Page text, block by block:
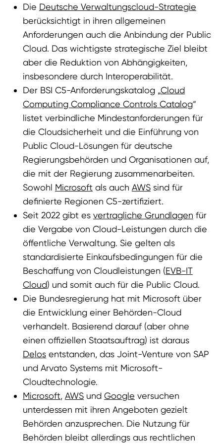
Die Deutsche Verwaltungscloud-Strategie
berücksichtigt in ihren allgemeinen
Anforderungen auch die Anbindung der Public
Cloud. Das wichtigste strategische Ziel bleibt
aber die Reduktion von Abhängigkeiten,
insbesondere durch Interoperabilität.
Der BSI C5-Anforderungskatalog „Cloud
Computing Compliance Controls Catalog“
listet verbindliche Mindestanforderungen für
die Cloudsicherheit und die Einführung von
Public Cloud-Lösungen für deutsche
Regierungsbehörden und Organisationen auf,
die mit der Regierung zusammenarbeiten.
Sowohl Microsoft als auch AWSsind für
definierte Regionen C5-zertifiziert.
Seit 2022 gibt es vertragliche Grundlagen für
die Vergabe von Cloud-Leistungen durch die
öffentliche Verwaltung. Sie gelten als
standardisierte Einkaufsbedingungen für die
Beschaffung von Cloudleistungen (EVB-IT
Cloud) und somit auch für die Public Cloud.
Die Bundesregierung hat mit Microsoft über
die Entwicklung einer Behörden-Cloud
verhandelt. Basierend darauf (aber ohne
einen offiziellen Staatsauftrag) ist daraus
Delosentstanden, das Joint-Venture von SAP
und Arvato Systems mit Microsoft-
Cloudtechnologie.
Microsoft, AWSund Google versuchen
unterdessen mit ihren Angeboten gezielt
Behörden anzusprechen. Die Nutzung für
Behörden bleibt allerdings aus rechtlichen